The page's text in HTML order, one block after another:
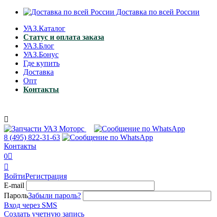
Доставка по всей России
УАЗ.Каталог
Статус и оплата заказа
УАЗ.Блог
УАЗ.Бонус
Где купить
Доставка
Опт
Контакты

8 (495) 822-31-63
Контакты
0

ВойтиРегистрация
E-mail
ПарольЗабыли пароль?
Вход через SMS
Создать учетную запись